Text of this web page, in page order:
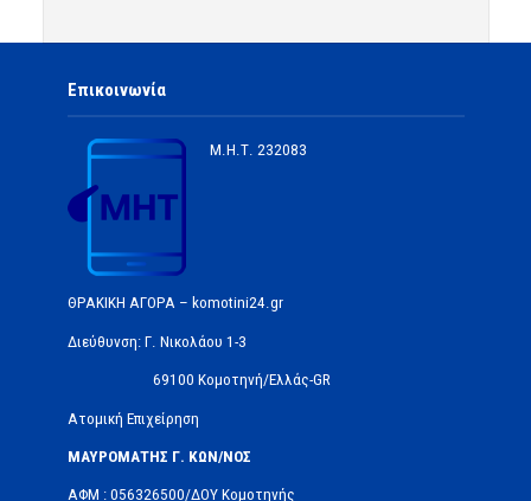
Επικοινωνία
Μ.Η.Τ. 232083
ΘΡΑΚΙΚΗ ΑΓΟΡΑ – komotini24.gr
Διεύθυνση: Γ. Νικολάου 1-3
69100 Κομοτηνή/Ελλάς-GR
Ατομική Επιχείρηση
ΜΑΥΡΟΜΑΤΗΣ Γ. ΚΩΝ/ΝΟΣ
ΑΦΜ : 056326500/ΔOΥ Κομοτηνής